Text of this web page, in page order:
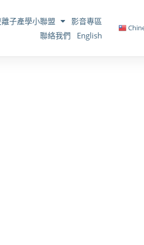
子產學小聯盟
影音專區
聯絡我們
English